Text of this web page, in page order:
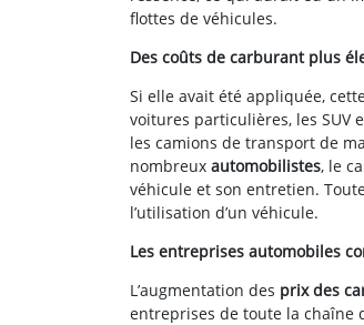
flottes de véhicules.
Des coûts de carburant plus
Si elle avait été appliquée,
voitures particulières, les SUV
les camions de transport de
nombreux automobilistes, le
véhicule et son entretien.
l’utilisation d’un véhicule.
Les entreprises automobiles
L’augmentation des prix des
entreprises de toute la chaîne